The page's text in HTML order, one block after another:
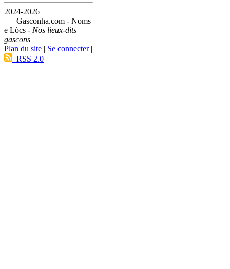
2024-2026
— Gasconha.com - Noms
e Lòcs - Nos lieux-dits
gascons
Plan du site | Se connecter|
RSS 2.0